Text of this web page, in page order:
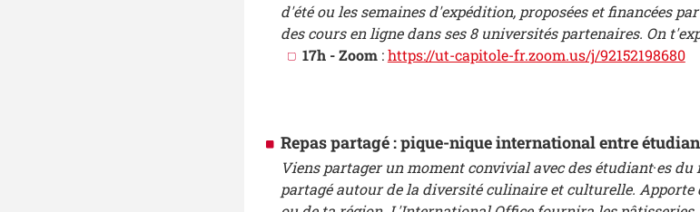
d'été ou les semaines d'expédition, proposées et financées
des cours en ligne dans ses 8 universités partenaires. On
17h - Zoom:https://ut-capitole-fr.zoom.us/j/92152198680
Repas partagé : pique-nique international entre
Viens partager un moment convivial avec des étudiant·es du
partagé autour de la diversité culinaire et culturelle. Apporte